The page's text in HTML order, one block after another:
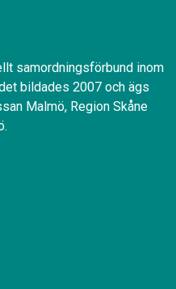
samordningsförbund inom
bildades 2007 och ägs
Malmö, Region Skåne